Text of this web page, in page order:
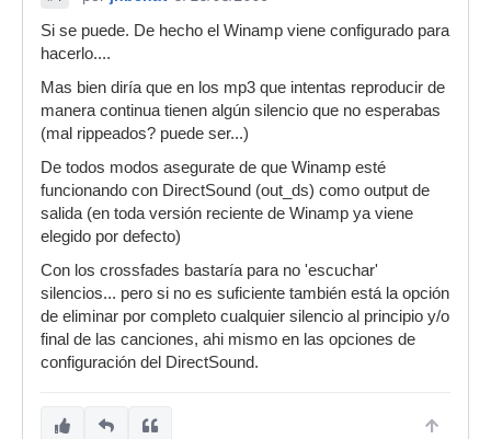
Si se puede. De hecho el Winamp viene configurado para
hacerlo....
Mas bien diría que en los mp3 que intentas reproducir de
manera continua tienen algún silencio que no esperabas
(mal rippeados? puede ser...)
De todos modos asegurate de que Winamp esté
funcionando con DirectSound (out_ds) como output de
salida (en toda versión reciente de Winamp ya viene
elegido por defecto)
Con los crossfades bastaría para no 'escuchar'
silencios... pero si no es suficiente también está la opción
de eliminar por completo cualquier silencio al principio y/o
final de las canciones, ahi mismo en las opciones de
configuración del DirectSound.